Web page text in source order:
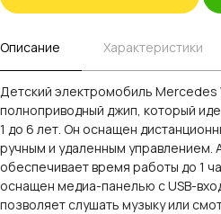
Описание Характеристики
Детский электромобиль Mercedes
полноприводный джип, который
1 до 6 лет. Он оснащен
ручным и удаленным управлением.
обеспечивает время работы до 1
оснащен медиа-панелью с USB-
позволяет слушать музыку или